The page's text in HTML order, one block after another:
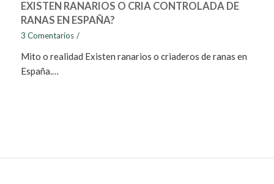
EXISTEN RANARIOS O CRIA CONTROLADA DE
RANAS EN ESPAÑA?
3 Comentarios /
Mito o realidad Existen ranarios o criaderos de ranas en
España.…